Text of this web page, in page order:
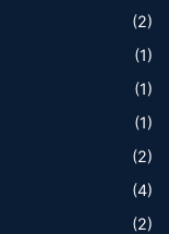
(2)
(1)
(1)
(1)
(2)
(4)
(2)